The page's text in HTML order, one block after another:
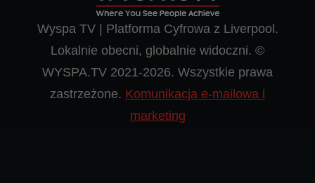
Wyspa TV | Platforma Cyfrowa z Liverpool.
Lokalnie obecni, globalnie widoczni. ©
WYSPA.TV 2021-2026. Wszystkie prawa
zastrzeżone. Komunikacja e-mailowa i
marketing